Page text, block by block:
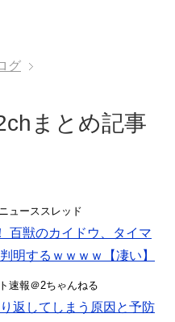
グ
まとめ記事
ューススレッド
百獣のカイドウ、タイマ
明するｗｗｗｗ【凄い】
速報＠2ちゃんねる
返してしまう原因と予防